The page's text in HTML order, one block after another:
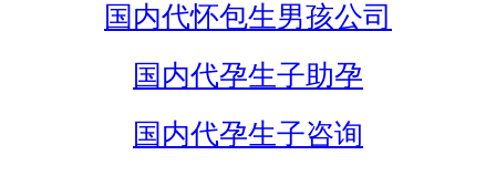
国内代怀包生男孩公司
国内代孕生子助孕
国内代孕生子咨询